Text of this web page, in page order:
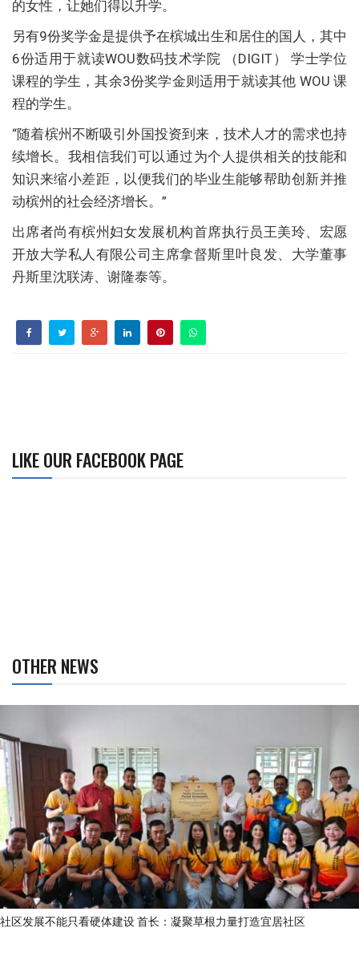
的女性，让她们得以升学。
另有9份奖学金是提供予在槟城出生和居住的国人，其中
6份适用于就读WOU数码技术学院 （DIGIT） 学士学位
课程的学生，其余3份奖学金则适用于就读其他 WOU 课
程的学生。
“随着槟州不断吸引外国投资到来，技术人才的需求也持
续增长。我相信我们可以通过为个人提供相关的技能和
知识来缩小差距，以便我们的毕业生能够帮助创新并推
动槟州的社会经济增长。”
出席者尚有槟州妇女发展机构首席执行员王美玲、宏愿
开放大学私人有限公司主席拿督斯里叶良发、大学董事
丹斯里沈联涛、谢隆泰等。
LIKE OUR FACEBOOK PAGE
OTHER NEWS
社区发展不能只看硬体建设 首长：凝聚草根力量打造宜居社区